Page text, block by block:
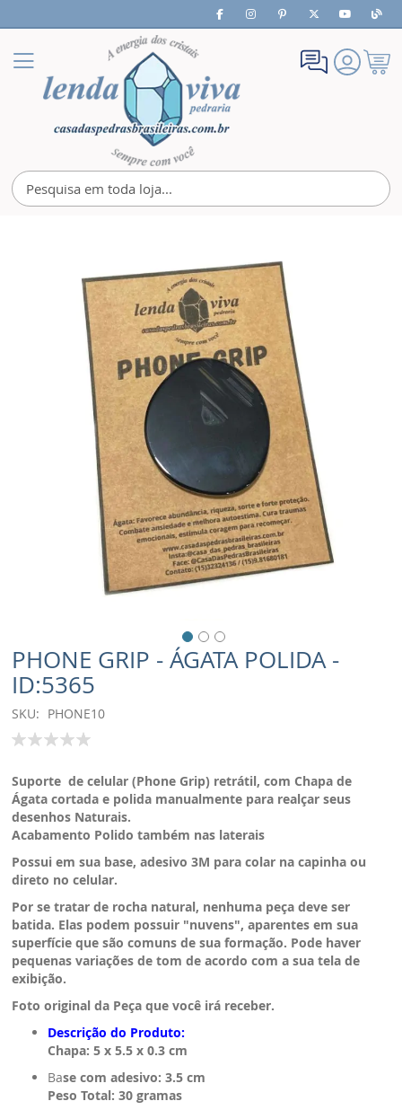
Nav
Meu
PHONE GRIP - ÁGATA POLIDA -
ID:5365
SKU
PHONE10
Classificação:
Suporte de celular (Phone Grip) retrátil, com Chapa de
Ágata cortada e polida manualmente para realçar seus
desenhos Naturais.
Acabamento Polido também nas laterais
Possui em sua base, adesivo 3M para colar na capinha ou
direto no celular.
Por se tratar de rocha natural, nenhuma peça deve ser
batida. Elas podem possuir "nuvens", aparentes em sua
superfície que são comuns de sua formação. Pode haver
pequenas variações de tom de acordo com a sua tela de
exibição.
Foto original da Peça que você irá receber.
Descrição do Produto:
Chapa: 5 x 5.5 x 0.3 cm
Base com adesivo: 3.5 cm
Peso Total: 30 gramas